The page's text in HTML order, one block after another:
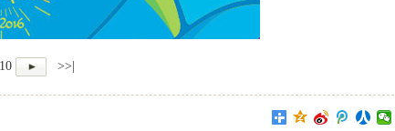
10 >>|